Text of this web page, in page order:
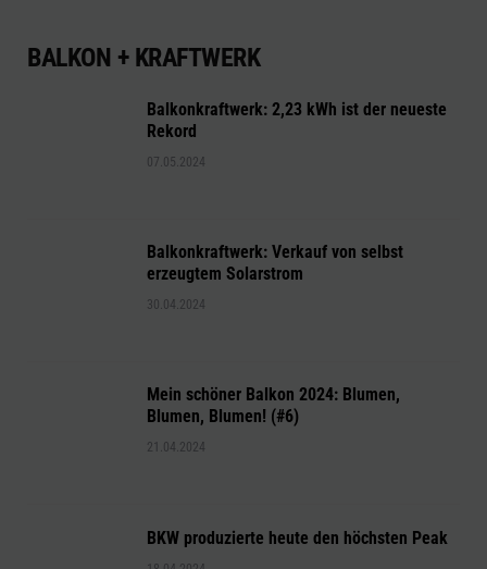
BALKON + KRAFTWERK
Balkonkraftwerk: 2,23 kWh ist der neueste
Rekord
07.05.2024
Balkonkraftwerk: Verkauf von selbst
erzeugtem Solarstrom
30.04.2024
Mein schöner Balkon 2024: Blumen,
Blumen, Blumen! (#6)
21.04.2024
BKW produzierte heute den höchsten Peak